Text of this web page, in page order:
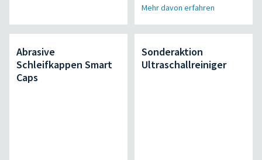
Mehr davon erfahren
Abrasive
Schleifkappen Smart
Caps
Sonderaktion
Ultraschallreiniger